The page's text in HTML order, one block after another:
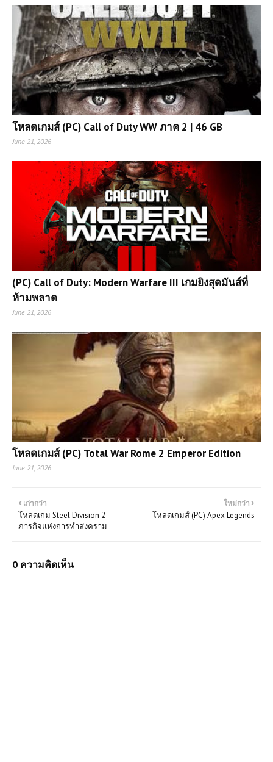
โหลดเกมส์ (PC) Call of Duty WW ภาค 2 | 46 GB
June 21, 2026
(PC) Call of Duty: Modern Warfare III เกมยิงสุดมันส์ที่
ห้ามพลาด
June 21, 2026
โหลดเกมส์ (PC) Total War Rome 2 Emperor Edition
June 21, 2026
ใหม่กว่า
โหลดเกมส์ (PC) Apex Legends
เก่ากว่า
โหลดเกม Steel Division 2
ภารกิจแห่งการทำสงคราม
0 ความคิดเห็น